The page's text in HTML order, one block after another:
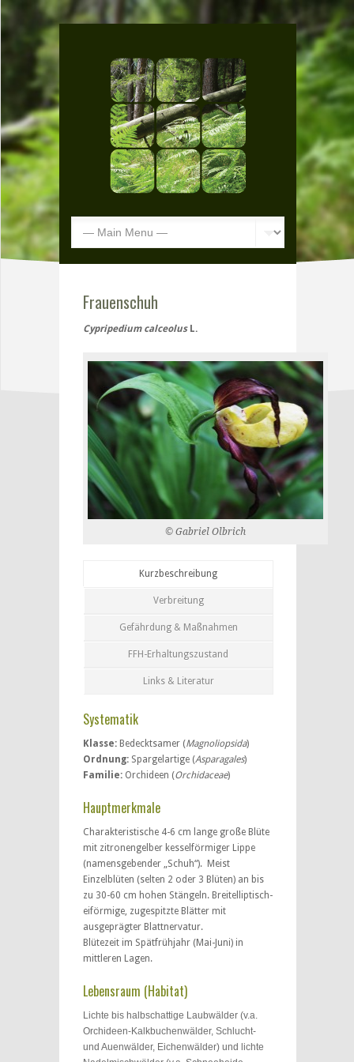
Frauenschuh
Cypripedium calceolusL.
© Gabriel Olbrich
Kurzbeschreibung
Verbreitung
Gefährdung & Maßnahmen
FFH-Erhaltungszustand
Links & Literatur
Systematik
Klasse:Bedecktsamer (Magnoliopsida)
Ordnung:Spargelartige (Asparagales)
Familie:Orchideen (Orchidaceae)
Hauptmerkmale
Charakteristische 4-6 cm lange große Blüte
mit zitronengelber kesselförmiger Lippe
(namensgebender „Schuh“). Meist
Einzelblüten (selten 2 oder 3 Blüten) an bis
zu 30-60 cm hohen Stängeln. Breitelliptisch-
eiförmige, zugespitzte Blätter mit
ausgeprägter Blattnervatur.
Blütezeit im Spätfrühjahr (Mai-Juni) in
mittleren Lagen.
Lebensraum (Habitat)
Lichte bis halbschattige Laubwälder (v.a.
Orchideen-Kalkbuchenwälder, Schlucht-
und Auenwälder, Eichenwälder) und lichte